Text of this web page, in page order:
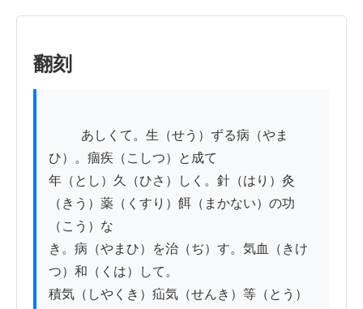
翻刻
ひ）。痼疾（こしつ）と成て
年（とし）久（ひさ）しく。針（はり）灸
（きう）薬（くすり）餌（まかない）の功
（こう）な
き。病（やまひ）を治（ぢ）す。気血（きけ
つ）和（くは）して。
積気（しやくき）疝気（せんき）等（とう）